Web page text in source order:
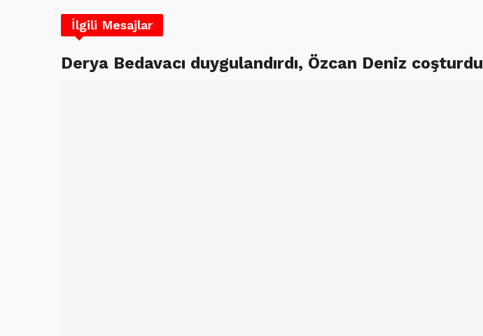
İlgili Mesajlar
Derya Bedavacı duygulandırdı, Özcan Deniz coşturdu